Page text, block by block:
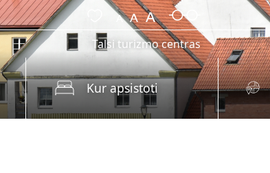
Talsi turizmo centras
Kur apsistoti